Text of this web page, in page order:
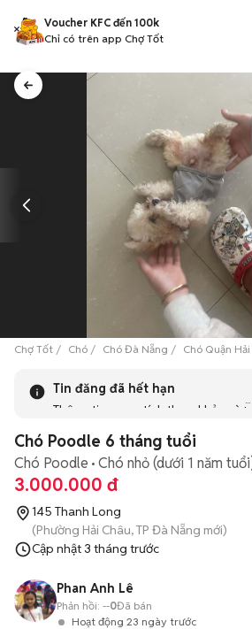
Voucher KFC đến 100k
Chỉ có trên app Chợ Tốt
Chợ Tốt Chó Chó Đà Nẵng Chó Quận
Tin đăng đã hết hạn
Thông tin mang tính tham khảo và
tương tự khác dưới đây nhé!
Chó Poodle 6 tháng tuổi
Chó Poodle Chó nhỏ (dưới 1 năm
3.000.000 đ
145 Thanh Long
(Phường Hải Châu, TP Đà Nẵng mới)
Cập nhật3 tháng trước
Phan Anh Lê
Hoạt động 23 ngày trước
Phản hồi: --0Đã bán